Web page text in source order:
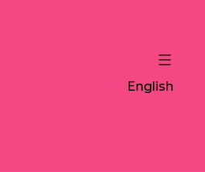
English